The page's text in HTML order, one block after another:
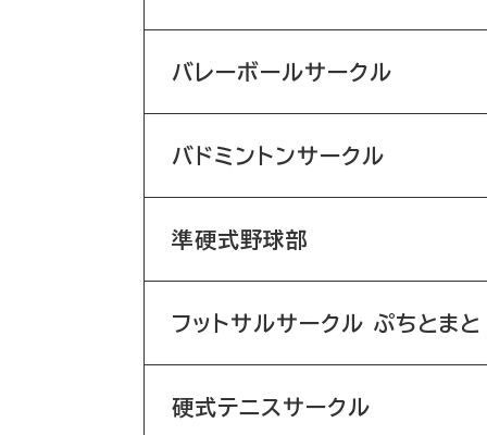
バレーボールサークル
バドミントンサークル
準硬式野球部
フットサルサークル ぷちとまと
硬式テニスサークル